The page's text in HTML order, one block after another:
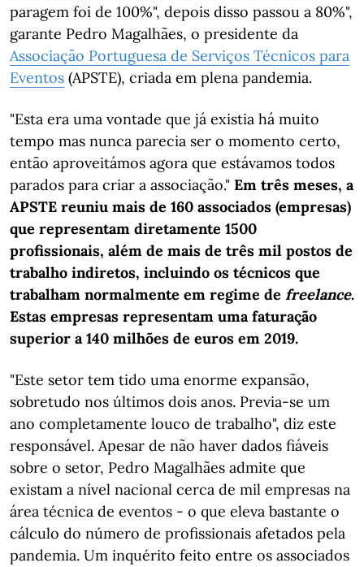
paragem foi de 100%", depois disso passou a 80%",
garante Pedro Magalhães, o presidente da
Associação Portuguesa de Serviços Técnicos para
Eventos (APSTE), criada em plena pandemia.
"Esta era uma vontade que já existia há muito
tempo mas nunca parecia ser o momento certo,
então aproveitámos agora que estávamos todos
parados para criar a associação." Em três meses, a
APSTE reuniu mais de 160 associados (empresas)
que representam diretamente 1500
profissionais, além de mais de três mil postos de
trabalho indiretos, incluindo os técnicos que
trabalham normalmente em regime de freelance.
Estas empresas representam uma faturação
superior a 140 milhões de euros em 2019.
"Este setor tem tido uma enorme expansão,
sobretudo nos últimos dois anos. Previa-se um
ano completamente louco de trabalho", diz este
responsável. Apesar de não haver dados fiáveis
sobre o setor, Pedro Magalhães admite que
existam a nível nacional cerca de mil empresas na
área técnica de eventos - o que eleva bastante o
cálculo do número de profissionais afetados pela
pandemia. Um inquérito feito entre os associados